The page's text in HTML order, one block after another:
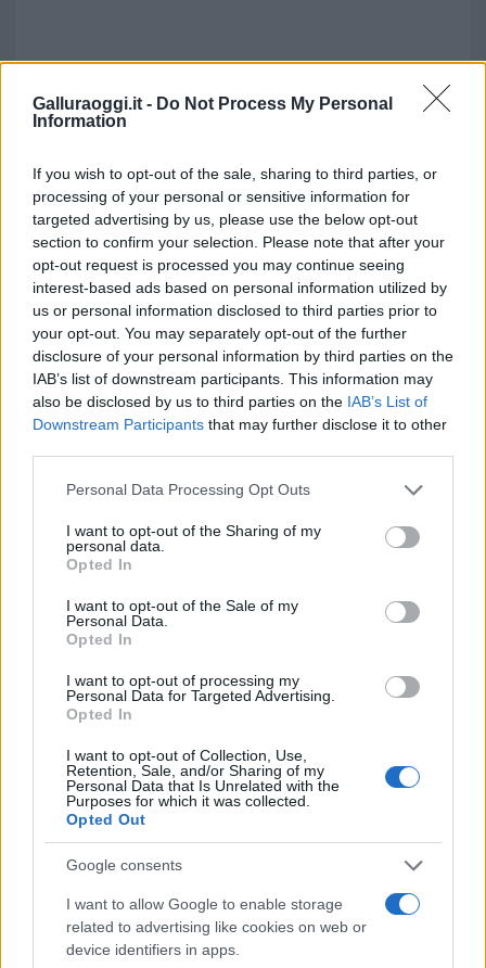
Galluraoggi.it - Do Not Process My Personal
Information
If you wish to opt-out of the sale, sharing to third parties, or
processing of your personal or sensitive information for
targeted advertising by us, please use the below opt-out
section to confirm your selection. Please note that after your
opt-out request is processed you may continue seeing
interest-based ads based on personal information utilized by
us or personal information disclosed to third parties prior to
your opt-out. You may separately opt-out of the further
disclosure of your personal information by third parties on the
IAB’s list of downstream participants. This information may
also be disclosed by us to third parties on the IAB’s List of
Downstream Participants that may further disclose it to other
Please note that this website/app uses one or more Google
not limited to your visit or usage behaviour. You may click to
grant or deny consent to Google and its third-party tags to
use your data for below specified purposes in below Google
consent section.
Personal Data Processing Opt Outs
I want to opt-out of the Sharing of my
personal data.
Opted In
I want to opt-out of the Sale of my
Personal Data.
Opted In
I want to opt-out of processing my
Personal Data for Targeted Advertising.
Opted In
I want to opt-out of Collection, Use,
Retention, Sale, and/or Sharing of my
Personal Data that Is Unrelated with the
Purposes for which it was collected.
Opted Out
Google consents
I want to allow Google to enable storage
related to advertising like cookies on web or
device identifiers in apps.
Vuoi rimuovere le pubblicità nazionali?
Puoi abbonarti a
Sei già abbonato?